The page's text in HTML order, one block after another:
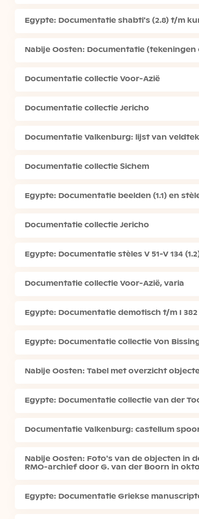
Egypte: Documentatie shabti's (2.8) t/m
Nabije Oosten: Documentatie (tekeningen
Documentatie collectie Voor-Azië
Documentatie collectie Jericho
Documentatie Valkenburg: lijst van
Documentatie collectie Sichem
Egypte: Documentatie beelden (1.1) en
Documentatie collectie Jericho
Egypte: Documentatie stèles V 51-V 134
Documentatie collectie Voor-Azië, varia
Egypte: Documentatie demotisch t/m I 382
Egypte: Documentatie collectie Von
Nabije Oosten: Tabel met overzicht
Egypte: Documentatie collectie van der
Documentatie Valkenburg: castellum
Nabije Oosten: Foto's van de objecten in
RMO-archief door G. van der Boorn in
Egypte: Documentatie Griekse